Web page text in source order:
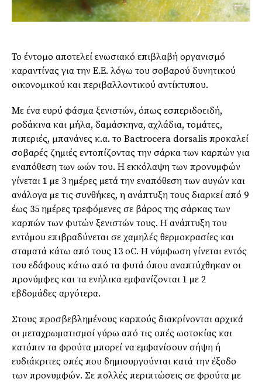
Το έντομο αποτελεί ενωσιακό επιβλαβή οργανισμό
καραντίνας για την Ε.Ε. λόγω του σοβαρού δυνητικού
οικονομικού και περιβαλλοντικού αντίκτυπου.
Με ένα ευρύ φάσµα ξενιστών, όπως εσπεριδοειδή,
ροδάκινα και μήλα, δαμάσκηνα, αχλάδια, τομάτες,
πιπεριές, μπανάνες κ.α. το Bactrocera dorsalis προκαλεί
σοβαρές ζηµιές εντοπίζοντας την σάρκα των καρπών για
εναπόθεση των ωών του. Η εκκόλαψη των προνυµφών
γίνεται 1 µε 3 ηµέρες µετά την εναπόθεση των αυγών και
ανάλογα µε τις συνθήκες, η ανάπτυξη τους διαρκεί από 9
έως 35 ηµέρες τρεφόµενες σε βάρος της σάρκας των
καρπών των φυτών ξενιστών τους. Η ανάπτυξη του
εντόµου επιβραδύνεται σε χαµηλές θερµοκρασίες και
σταµατά κάτω από τους 13 οC. Η νύµφωση γίνεται εντός
του εδάφους κάτω από τα φυτά όπου αναπτύχθηκαν οι
προνύµφες και τα ενήλικα εµφανίζονται 1 µε 2
εβδοµάδες αργότερα.
Στους προσβεβληµένους καρπούς διακρίνονται αρχικά
οι µεταχρωµατισµοί γύρω από τις οπές ωοτοκίας και
κατόπιν τα φρούτα µπορεί να εµφανίσουν σήψη ή
ευδιάκριτες οπές που δηµιουργούνται κατά την έξοδο
των προνυµφών. Σε πολλές περιπτώσεις σε φρούτα µε